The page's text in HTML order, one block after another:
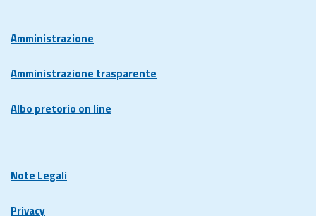
Amministrazione
Amministrazione trasparente
Albo pretorio on line
Note Legali
Privacy